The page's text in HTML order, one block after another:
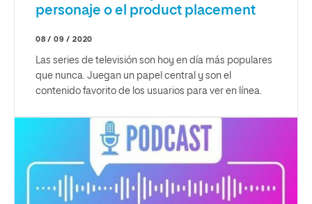
personaje o el product placement
08 / 09 / 2020
Las series de televisión son hoy en día más populares
que nunca. Juegan un papel central y son el
contenido favorito de los usuarios para ver en línea.